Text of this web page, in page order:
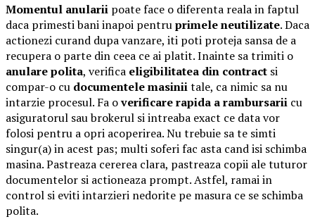
Momentul anularii poate face o diferenta reala in faptul
daca primesti bani inapoi pentruprimele neutilizate. Daca
actionezi curand dupa vanzare, iti poti proteja sansa de a
recupera o parte din ceea ce ai platit. Inainte sa trimiti o
anulare polita, verifica eligibilitatea din contract si
compar-o cu documentele masiniitale, ca nimic sa nu
intarzie procesul. Fa overificare rapida a rambursarii cu
asiguratorul sau brokerul si intreaba exact ce data vor
folosi pentru a opri acoperirea. Nu trebuie sa te simti
singur(a) in acest pas; multi soferi fac asta cand isi schimba
masina. Pastreaza cererea clara, pastreaza copii ale tuturor
documentelor si actioneaza prompt. Astfel, ramai in
control si eviti intarzieri nedorite pe masura ce se schimba
polita.